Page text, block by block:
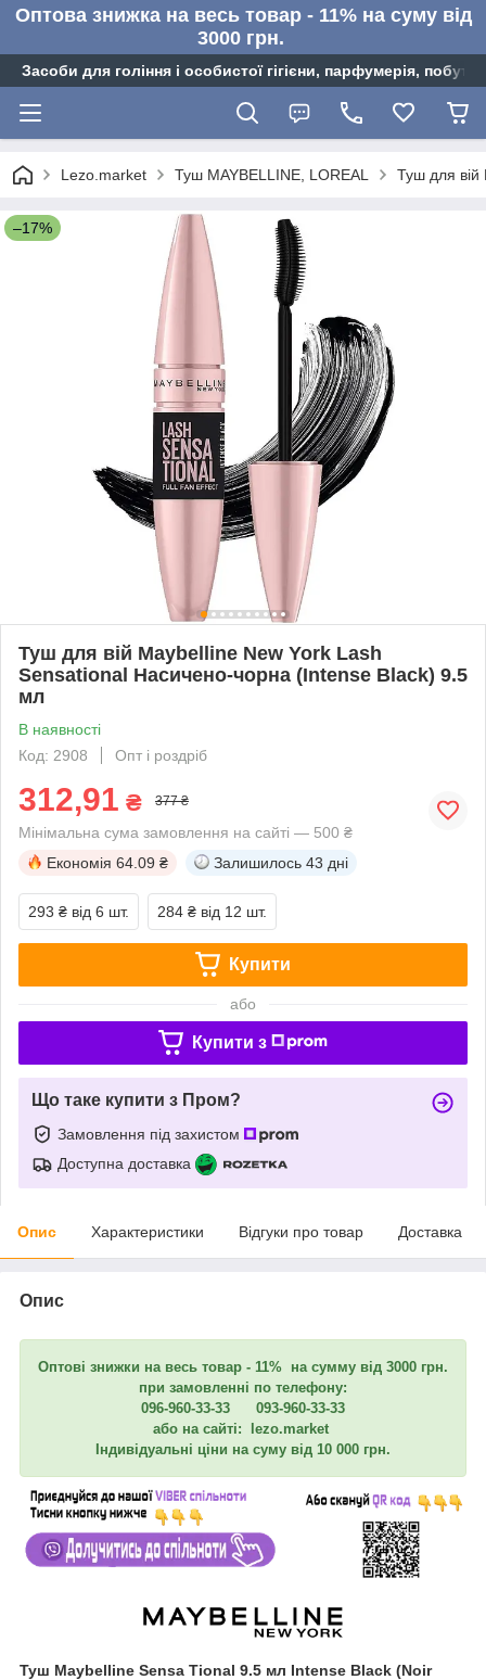
Оптова знижка на весь товар - 11% на суму від
3000 грн.
Засоби для гоління і особистої гігієни, парфумерія,
Lezo.market Туш MAYBELLINE, LOREAL Туш для
–17%
Туш для вій Maybelline New York Lash
Sensational Насичено-чорна (Intense Black) 9.5
мл
В наявності
Код: 2908
Опт і роздріб
312,91 ₴ 377 ₴
Мінімальна сума замовлення на сайті — 500 ₴
Економія 64.09 ₴ Залишилось 43 дні
293 ₴ від 6 шт. 284 ₴ від 12 шт.
Купити
або
Купити з
Що таке купити з Пром?
Замовлення під захистом
Доступна доставка
Опис Характеристики Відгуки про товар Доставка
Опис
Оптові знижки на весь товар - 11% на сумму від 3000 грн.
при замовленні по телефону:
096-960-33-33 093-960-33-33
або на сайті: lezo.market
Індивідуальні ціни на суму від 10 000 грн.
Туш Maybelline Sensa Tional 9.5 мл Intense Black (Noir